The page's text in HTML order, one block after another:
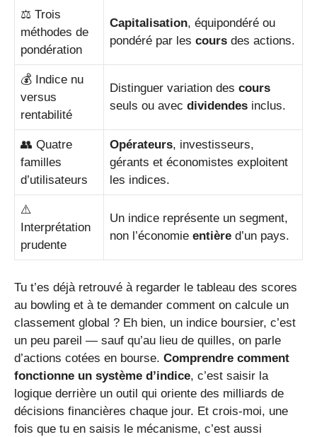
⚖️ Trois
méthodes de
pondération
Capitalisation, équipondéré ou
pondéré par les cours des actions.
💰 Indice nu
versus
rentabilité
Distinguer variation des cours
seuls ou avec dividendes inclus.
👥 Quatre
familles
d’utilisateurs
Opérateurs, investisseurs,
gérants et économistes exploitent
les indices.
⚠️
Interprétation
prudente
Un indice représente un segment,
non l’économie entière d’un pays.
Tu t’es déjà retrouvé à regarder le tableau des scores
au bowling et à te demander comment on calcule un
classement global ? Eh bien, un indice boursier, c’est
un peu pareil — sauf qu’au lieu de quilles, on parle
d’actions cotées en bourse. Comprendre comment
fonctionne un système d’indice, c’est saisir la
logique derrière un outil qui oriente des milliards de
décisions financières chaque jour. Et crois-moi, une
fois que tu en saisis le mécanisme, c’est aussi